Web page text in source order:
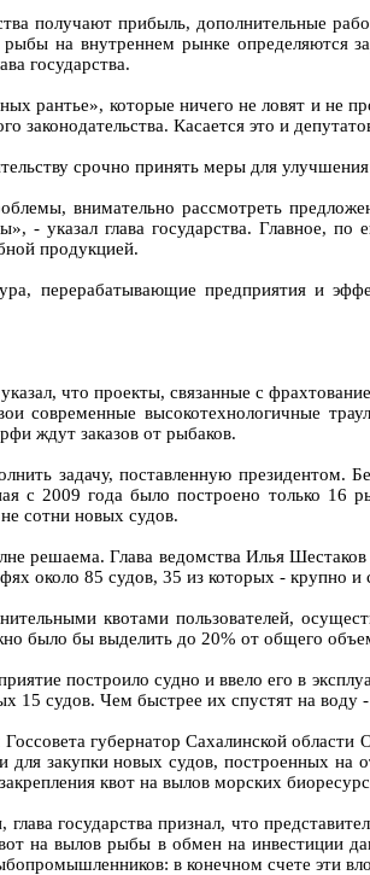
получают прибыль, дополнительные
рыбы на внутреннем рынке
государства.
рантье», которые ничего не ловят и не
законодательства. Касается это и
срочно принять меры для
внимательно рассмотреть
- указал глава государства. Главное,
продукцией.
перерабатывающие предприятия и
что проекты, связанные с
современные высокотехнологичные
ждут заказов от рыбаков.
задачу, поставленную
с 2009 года было построено только 16
сотни новых судов.
решаема. Глава ведомства Илья
около 85 судов, 35 из которых - крупно и
квотами пользователей,
было бы выделить до 20% от общего
построило судно и ввело его в
15 судов. Чем быстрее их спустят на воду
губернатор Сахалинской
закупки новых судов, построенных на
квот на вылов морских
государства признал, что
на вылов рыбы в обмен на инвестиции
в конечном счете эти